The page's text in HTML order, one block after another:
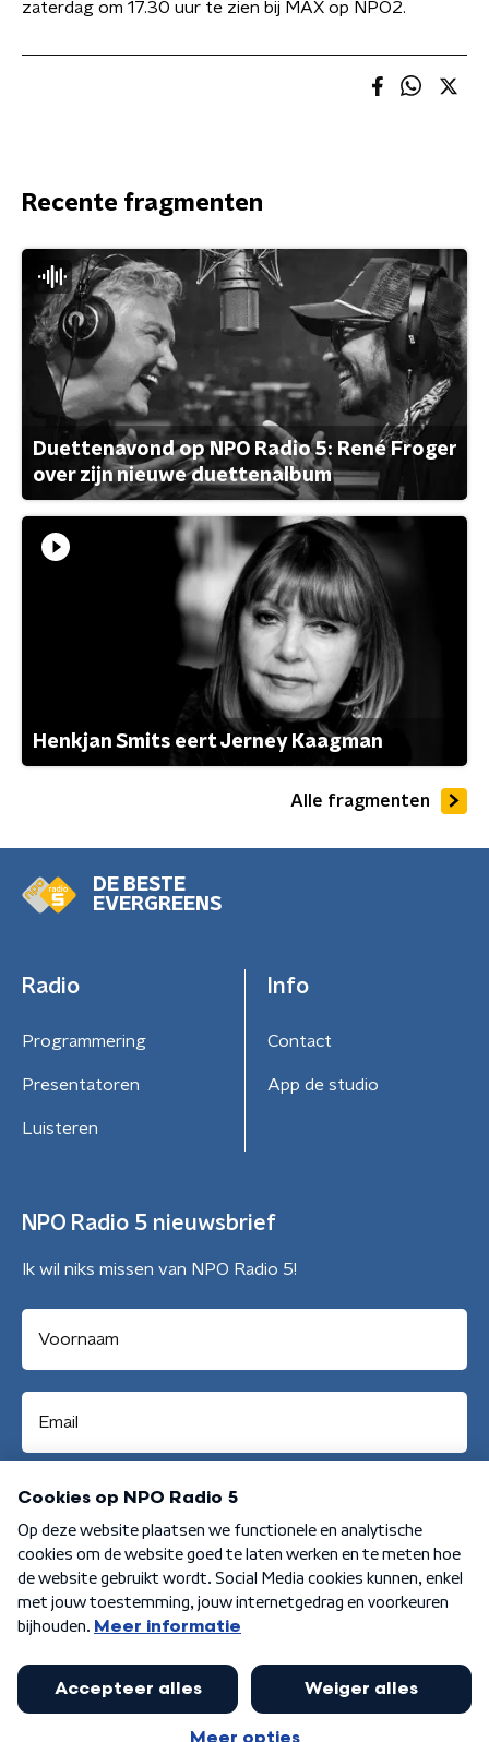
zaterdag om 17.30 uur te zien bij MAX op NPO2.
Recente fragmenten
Duettenavond op NPO Radio 5: René Froger
over zijn nieuwe duettenalbum
Henkjan Smits eert Jerney Kaagman
Alle fragmenten
DE BESTE
EVERGREENS
Radio
Programmering
Presentatoren
Luisteren
Info
Contact
App de studio
NPO Radio 5 nieuwsbrief
Ik wil niks missen van NPO Radio 5!
Aanmelden
Algemene voorwaarden Privacybeleid